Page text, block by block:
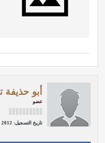
أبو
عضو
تاريخ التسجيل: 2012